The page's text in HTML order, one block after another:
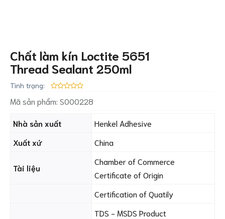
Chất làm kín Loctite 5651
Thread Sealant 250ml
Tình trạng:
Mã sản phẩm: S000228
Nhà sản xuất
Henkel Adhesive
Xuất xứ
China
Tài liệu
Chamber of Commerce
Certificate of Origin
Certification of Quatily
TDS - MSDS Product